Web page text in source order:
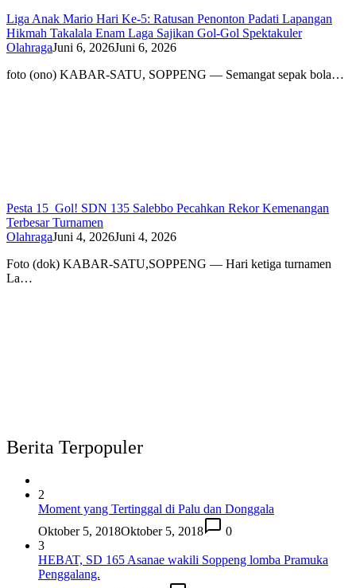
Liga Anak Mario Hari Ke-5: Ratusan Penonton Padati Lapangan
Hikmah Takalala Enam Laga Sajikan Gol-Gol Spektakuler
OlahragaJuni 6, 2026Juni 6, 2026
foto (ono) KABAR-SATU, SOPPENG — Semangat sepak bola…
Pesta 15 Gol! SDN 135 Salebbo Pecahkan Rekor Kemenangan
Terbesar Turnamen
OlahragaJuni 4, 2026Juni 4, 2026
Foto (dok) KABAR-SATU,SOPPENG — Hari ketiga turnamen
La…
Berita Terpopuler
2
Moment yang Tertinggal di Palu dan Donggala
Oktober 5, 2018Oktober 5, 2018
0
3
HEBAT, SD 165 Asanae wakili Soppeng lomba Pramuka
Penggalang.